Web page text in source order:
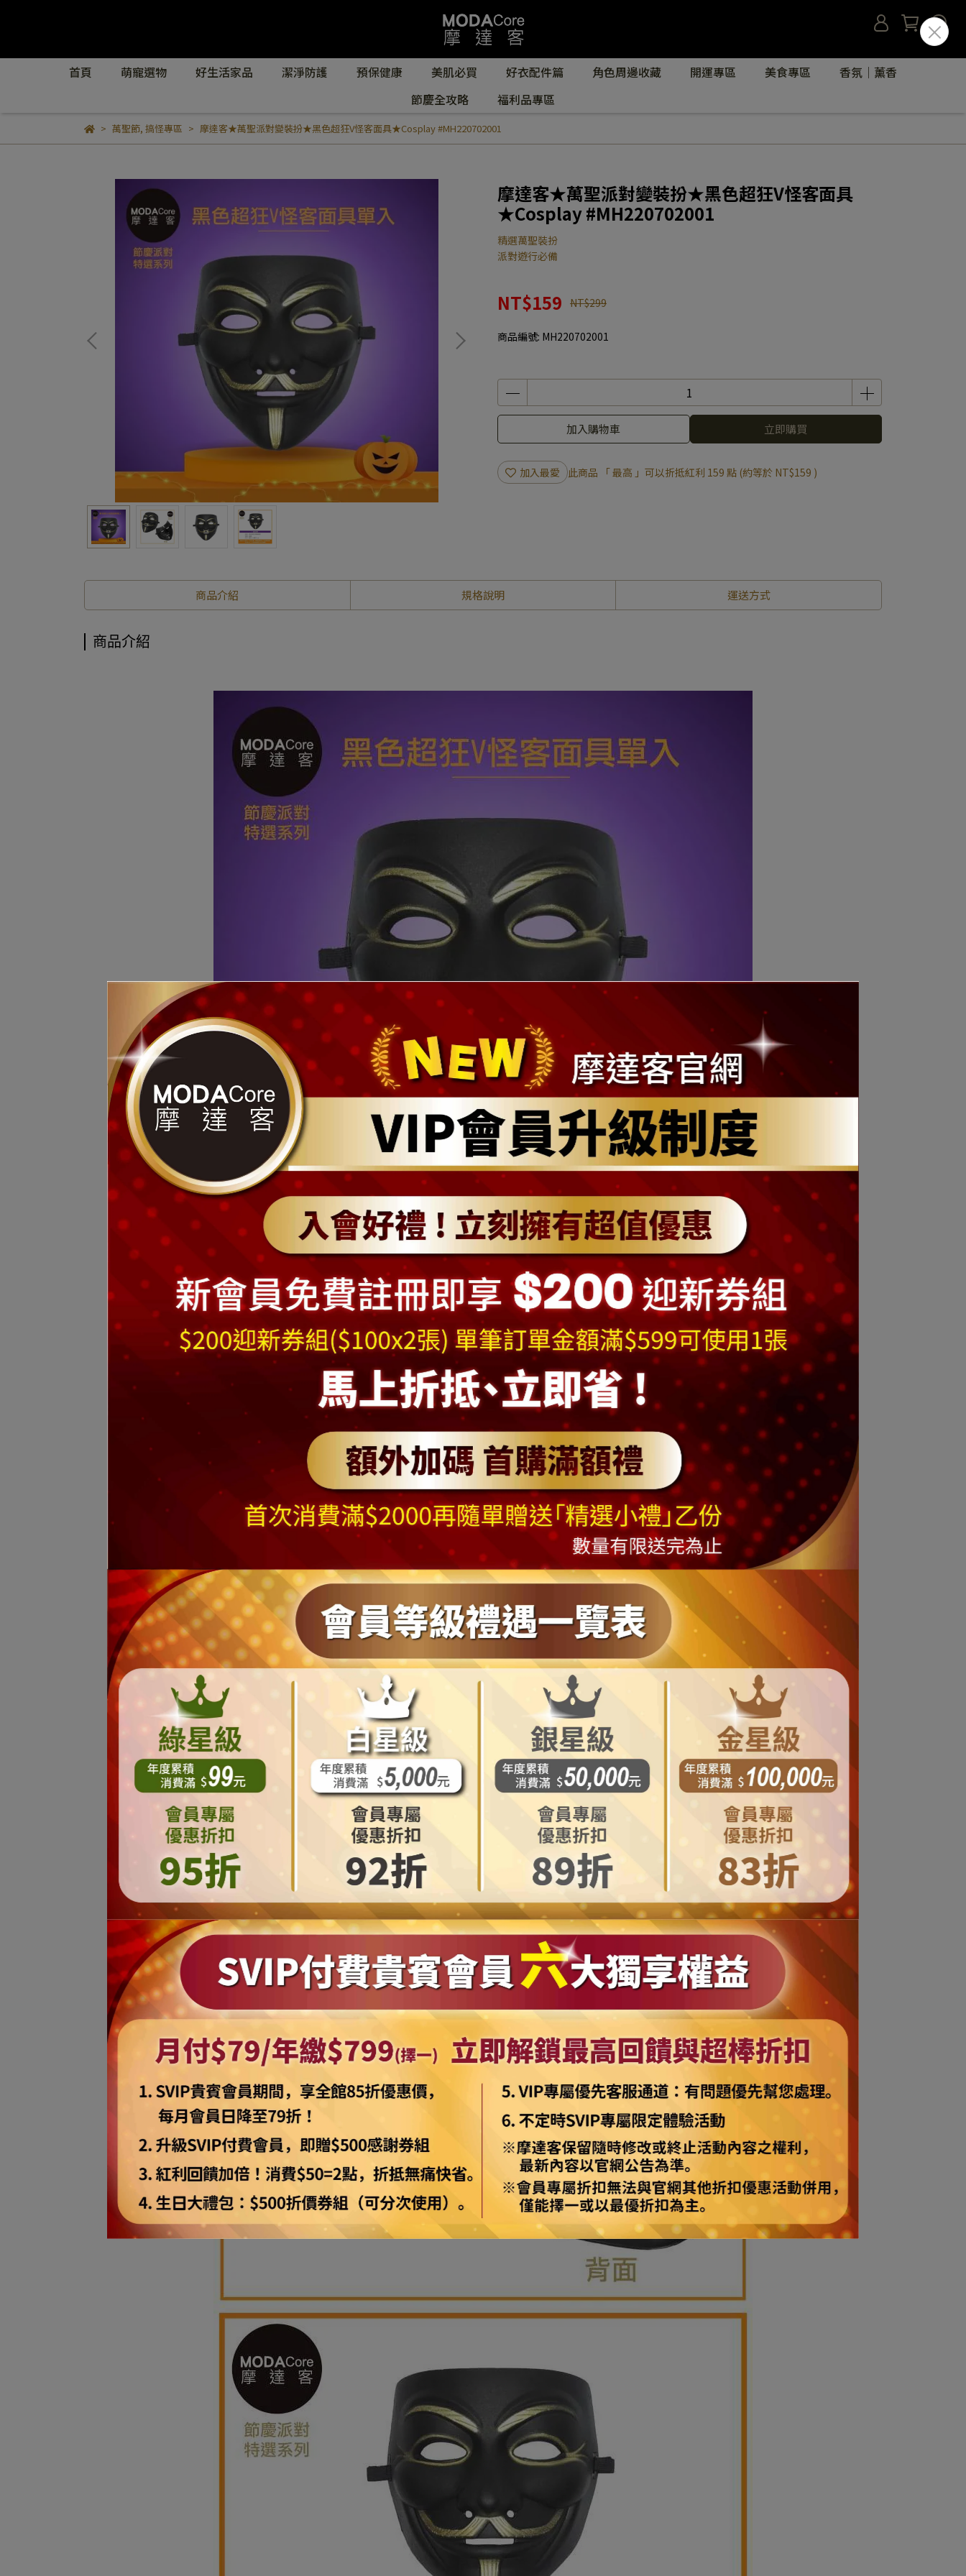
首頁 萌寵選物 好生活家品 潔淨防護 預保健康 美肌必買 好衣配件篇 角色周邊收藏 開運專區 美食專區
香氛｜薰香
節慶全攻略
福利品專區
萬聖節, 搞怪專區 摩達客★萬聖派對變裝扮★黑色超狂V怪客面具★Cosplay #MH220702001
摩達客★萬聖派對變裝扮★黑色超狂V怪客面具
★Cosplay #MH220702001
精選萬聖裝扮
派對遊行必備
NT$159 NT$299
商品編號: MH220702001
加入購物車 立即購買
加入最愛 此商品 「 最高 」可以折抵紅利 159 點 (約等於 NT$159 )
商品介紹 規格說明 運送方式
商品介紹